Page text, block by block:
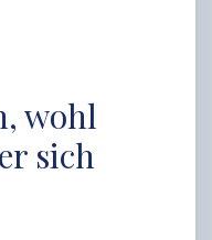
wohl
sich